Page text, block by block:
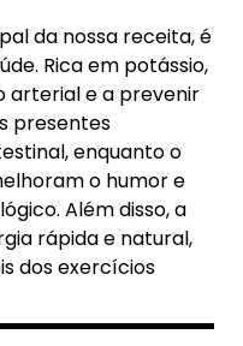
da nossa receita, é
Rica em potássio,
arterial e a prevenir
presentes
enquanto o
o humor e
Além disso, a
rápida e natural,
dos exercícios